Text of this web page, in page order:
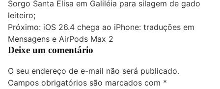
de
Post
Sorgo Santa Elisa em Galiléia para silagem de gado
leiteiro;
Próximo: iOS 26.4 chega ao iPhone: traduções em
Mensagens e AirPods Max 2
Deixe um comentário
O seu endereço de e-mail não será publicado.
Campos obrigatórios são marcados com *